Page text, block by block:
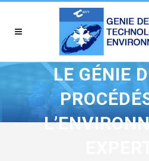
LE GÉNIE